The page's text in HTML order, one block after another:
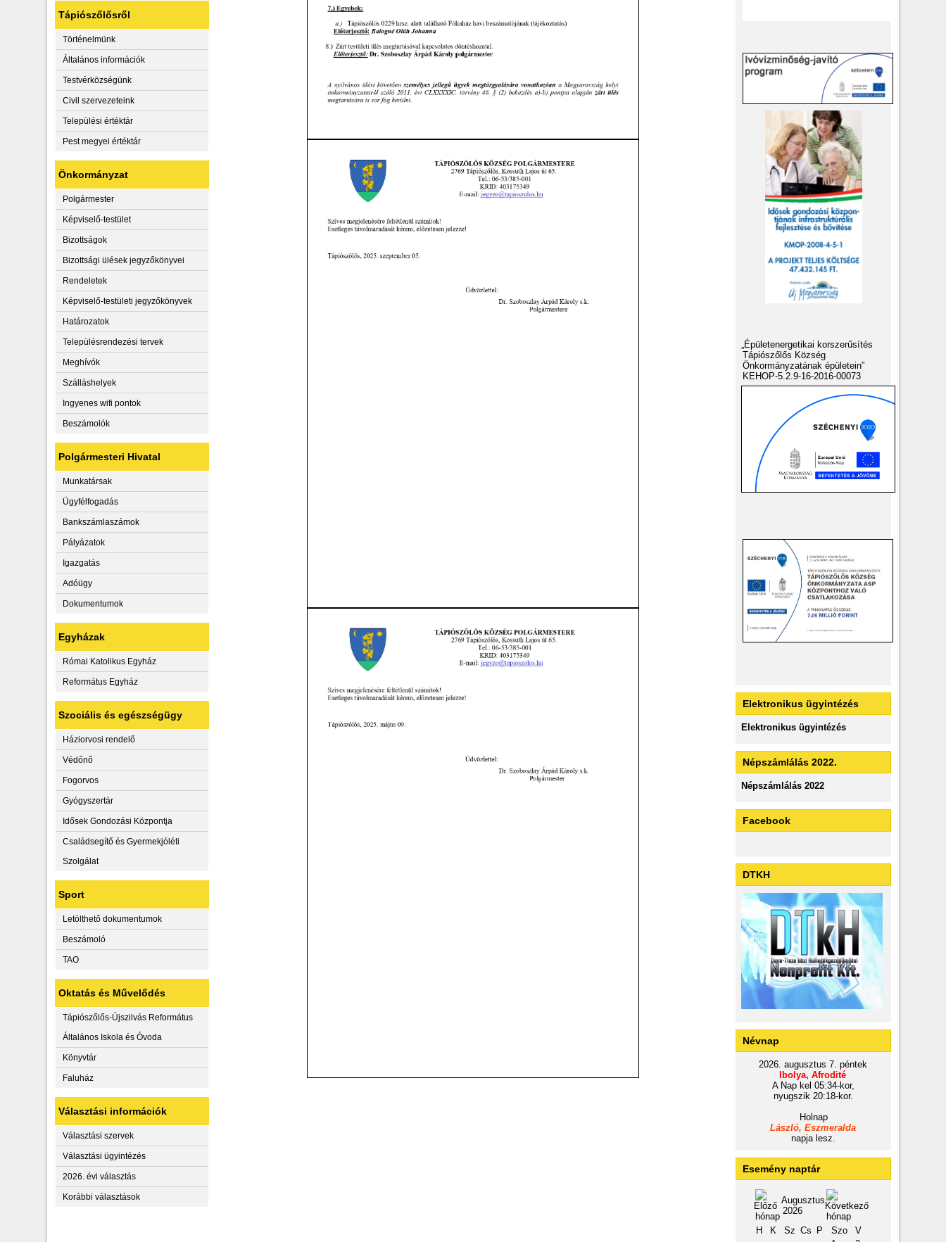
Tápiószőlősről
Történelmünk
Általános információk
Testvérközségünk
Civil szervezeteink
Települési értéktár
Pest megyei értéktár
Önkormányzat
Polgármester
Képviselő-testület
Bizottságok
Bizottsági ülések jegyzőkönyvei
Rendeletek
Képviselő-testületi jegyzőkönyvek
Határozatok
Településrendezési tervek
Meghívók
Szálláshelyek
Ingyenes wifi pontok
Beszámolók
Polgármesteri Hivatal
Munkatársak
Ügyfélfogadás
Bankszámlaszámok
Pályázatok
Igazgatás
Adóügy
Dokumentumok
Egyházak
Római Katolikus Egyház
Református Egyház
Szociális és egészségügy
Háziorvosi rendelő
Védőnő
Fogorvos
Gyógyszertár
Idősek Gondozási Központja
Családsegítő és Gyermekjóléti
Szolgálat
Sport
Letölthető dokumentumok
Beszámoló
TAO
Oktatás és Művelődés
Tápiószőlős-Újszilvás Református
Általános Iskola és Óvoda
Könyvtár
Faluház
Választási információk
Választási szervek
Választási ügyintézés
2026. évi választás
Korábbi választások
„Épületenergetikai korszerűsítés
Tápiószőlős Község
Önkormányzatának épületein”
KEHOP-5.2.9-16-2016-00073
Elektronikus ügyintézés
Elektronikus ügyintézés
Népszámlálás 2022.
Népszámlálás 2022
Facebook
DTKH
Névnap
2026. augusztus 7. péntek
Ibolya, Afrodité
A Nap kel 05:34-kor,
nyugszik 20:18-kor.
Holnap
László, Eszmeralda
napja lesz.
Esemény naptár
Augusztus
2026
H
K Sz Cs P Szo
V